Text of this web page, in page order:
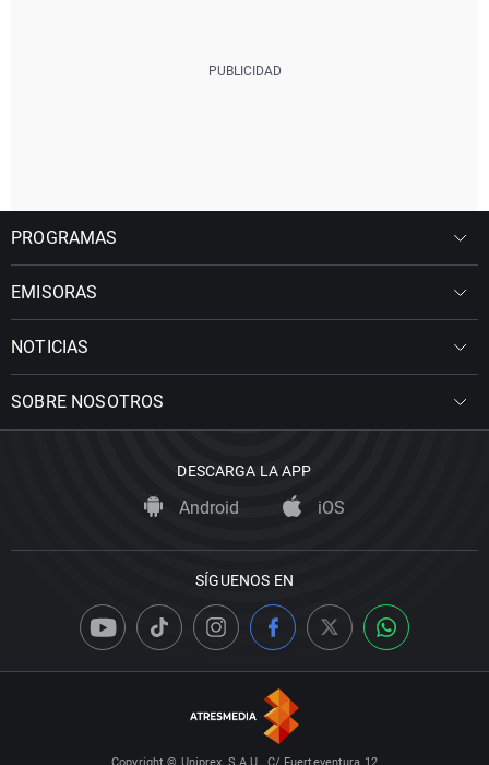
PROGRAMAS
EMISORAS
NOTICIAS
SOBRE NOSOTROS
DESCARGA LA APP
Android iOS
SÍGUENOS EN